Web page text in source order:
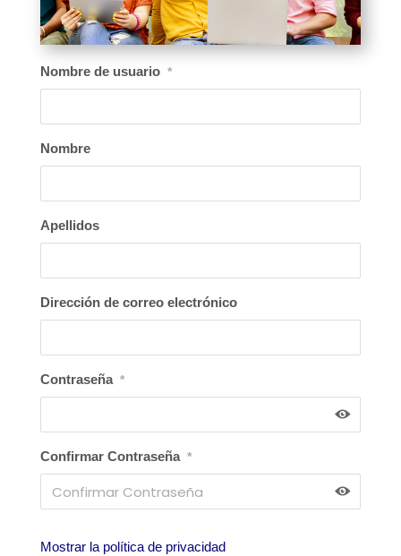
Nombre de usuario *
Nombre
Apellidos
Dirección de correo electrónico
Contraseña *
Confirmar Contraseña *
Mostrar la política de privacidad